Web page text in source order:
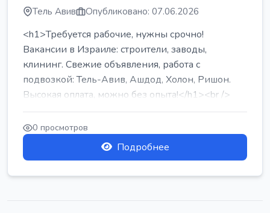
Тель Авив Опубликовано: 07.06.2026
<h1>Требуется рабочие, нужны срочно!
Вакансии в Израиле: строители, заводы,
клининг. Свежие объявления, работа с
подвозкой: Тель-Авив, Ашдод, Холон, Ришон.
Высокая оплата, можно без опыта!</h1><br />
...
0 просмотров
Подробнее